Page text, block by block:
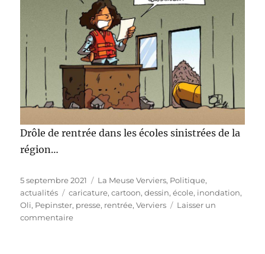
Drôle de rentrée dans les écoles sinistrées de la
région…
Publié
le
5 septembre 2021 Catégories
La Meuse Verviers, Politique,
actualités
Étiquettes
caricature,cartoon,dessin,école, inondation,
Oli, Pepinster, presse, rentrée,Verviers
Laisser un
commentairesur